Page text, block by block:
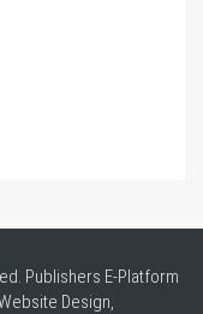
Publishers E-Platform
Design,